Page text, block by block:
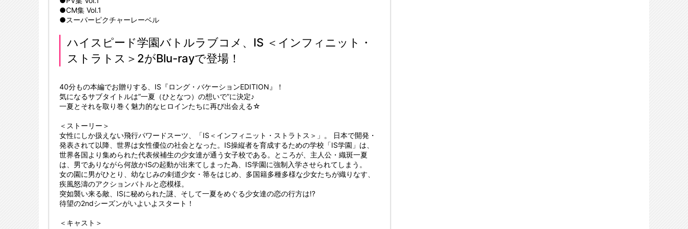
●CM集 Vol.1
●スーパーピクチャーレーベル
ハイスピード学園バトルラブコメ、IS ＜インフィニット・
ストラトス＞2がBlu-rayで登場！
40分もの本編でお贈りする、IS『ロング・バケーションEDITION』！
気になるサブタイトルは”一夏（ひとなつ）の想いで”に決定♪
一夏とそれを取り巻く魅力的なヒロインたちに再び出会える☆
＜ストーリー＞
女性にしか扱えない飛行パワードスーツ、「IS＜インフィニット・ストラトス＞」。 日本で開発・
発表されて以降、世界は女性優位の社会となった。IS操縦者を育成するための学校「IS学園」は、
世界各国より集められた代表候補生の少女達が通う女子校である。ところが、主人公・織斑一夏
は、男でありながら何故かISの起動が出来てしまった為、IS学園に強制入学させられてしまう。
女の園に男がひとり、幼なじみの剣道少女・箒をはじめ、多国籍多種多様な少女たちが織りなす、
疾風怒濤のアクションバトルと恋模様。
突如襲い来る敵、ISに秘められた謎、そして一夏をめぐる少女達の恋の行方は!?
待望の2ndシーズンがいよいよスタート！
＜キャスト＞